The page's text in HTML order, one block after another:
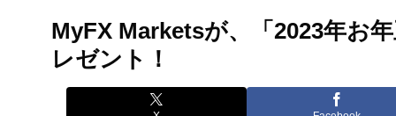
MyFX Marketsが、「2023年お
レゼント！